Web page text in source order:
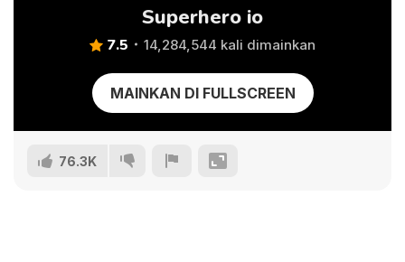
Superhero io
7.5 14,284,544 kali dimainkan
MAINKAN DI FULLSCREEN
76.3K